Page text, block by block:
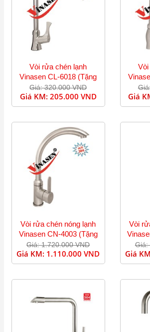
Vòi rửa chén lạnh
Vinasen CL-6018 (Tặng
dây cấp)
Giá: 320.000 VND
Giá KM: 205.000 VND Giá
Vòi rửa chén nóng lạnh
Vinasen CN-4003 (Tặng
dây cấp)
Giá: 1.720.000 VND
Giá KM: 1.110.000 VND
Vòi
Giá:
Giá